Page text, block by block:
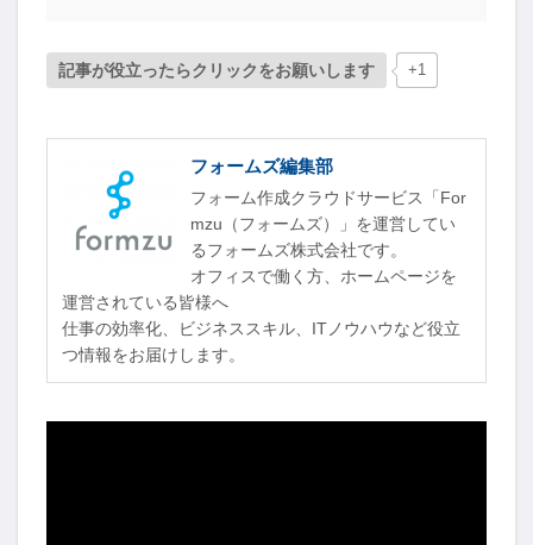
記事が役立ったらクリックをお願いします +1
フォームズ編集部
フォーム作成クラウドサービス「For
mzu（フォームズ）」を運営してい
るフォームズ株式会社です。
オフィスで働く方、ホームページを
運営されている皆様へ
仕事の効率化、ビジネススキル、ITノウハウなど役立
つ情報をお届けします。